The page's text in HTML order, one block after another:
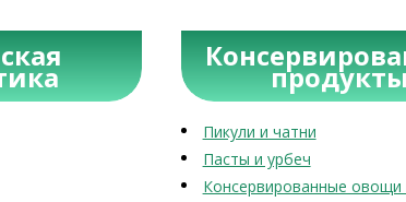
Пикули и чатни
Пасты и урбеч
Консервированные овощи